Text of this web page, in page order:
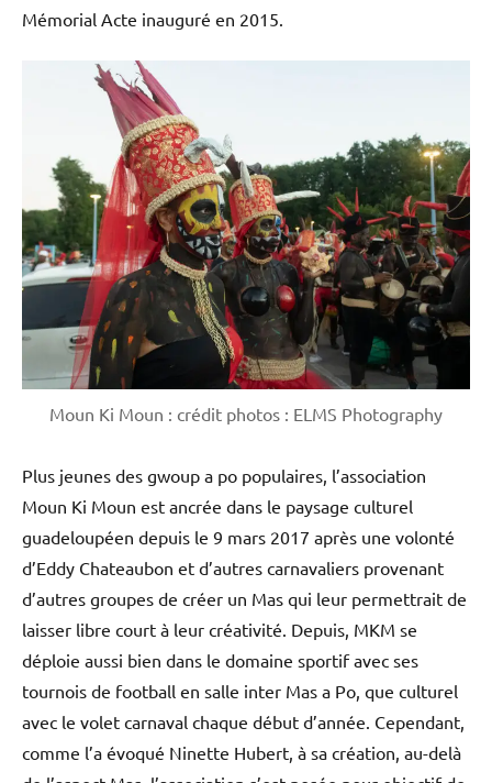
Mémorial Acte inauguré en 2015.
Moun Ki Moun : crédit photos : ELMS Photography
Plus jeunes des gwoup a po populaires, l’association
Moun Ki Moun est ancrée dans le paysage culturel
guadeloupéen depuis le 9 mars 2017 après une volonté
d’Eddy Chateaubon et d’autres carnavaliers provenant
d’autres groupes de créer un Mas qui leur permettrait de
laisser libre court à leur créativité. Depuis, MKM se
déploie aussi bien dans le domaine sportif avec ses
tournois de football en salle inter Mas a Po, que culturel
avec le volet carnaval chaque début d’année. Cependant,
comme l’a évoqué Ninette Hubert, à sa création, au-delà